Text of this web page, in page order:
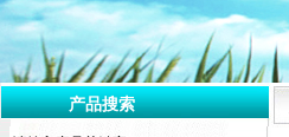
产品搜索